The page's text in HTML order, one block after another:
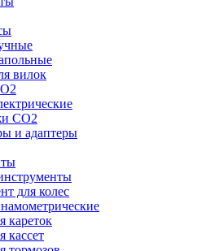
вилок
CO2
и адаптеры
для колес
кареток
кассет